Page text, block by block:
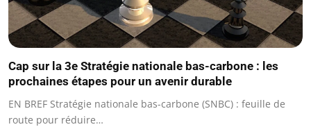
Cap sur la 3e Stratégie nationale bas-carbone : les
prochaines étapes pour un avenir durable
EN BREF Stratégie nationale bas-carbone (SNBC) : feuille de
route pour réduire…